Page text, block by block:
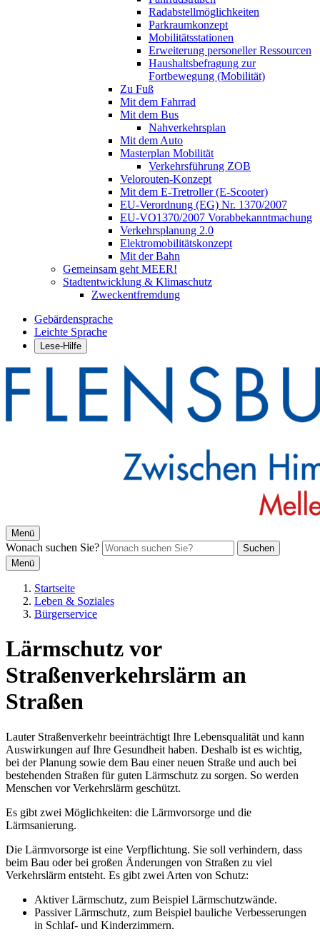
Radabstellmöglichkeiten
Parkraumkonzept
Mobilitätsstationen
Erweiterung personeller Ressourcen
Haushaltsbefragung zur
Fortbewegung (Mobilität)
Zu Fuß
Mit dem Fahrrad
Mit dem Bus
Nahverkehrsplan
Mit dem Auto
Masterplan Mobilität
Verkehrsführung ZOB
Velorouten-Konzept
Mit dem E-Tretroller (E-Scooter)
EU-Verordnung (EG) Nr. 1370/2007
EU-VO1370/2007 Vorabbekanntmachung
Verkehrsplanung 2.0
Elektromobilitätskonzept
Mit der Bahn
Gemeinsam geht MEER!
Stadtentwicklung & Klimaschutz
Zweckentfremdung
Gebärdensprache
Leichte Sprache
Lese-Hilfe
Menü
Wonach suchen Sie?
Suchen
Menü
Startseite
Leben & Soziales
Bürgerservice
Lärmschutz vor
Straßenverkehrslärm an
Straßen
Lauter Straßenverkehr beeinträchtigt Ihre Lebensqualität und kann
Auswirkungen auf Ihre Gesundheit haben. Deshalb ist es wichtig,
bei der Planung sowie dem Bau einer neuen Straße und auch bei
bestehenden Straßen für guten Lärmschutz zu sorgen. So werden
Menschen vor Verkehrslärm geschützt.
Es gibt zwei Möglichkeiten: die Lärmvorsorge und die
Lärmsanierung.
Die Lärmvorsorge ist eine Verpflichtung. Sie soll verhindern, dass
beim Bau oder bei großen Änderungen von Straßen zu viel
Verkehrslärm entsteht. Es gibt zwei Arten von Schutz:
Aktiver Lärmschutz, zum Beispiel Lärmschutzwände.
Passiver Lärmschutz, zum Beispiel bauliche Verbesserungen
in Schlaf- und Kinderzimmern.